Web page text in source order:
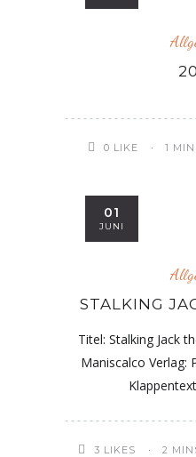
0 LIKE 1
01
JUNI
STALKING
Titel: Stalking Jack
Maniscalco Verlag:
3 LIKES 2